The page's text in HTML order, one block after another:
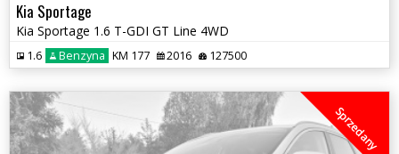
Kia Sportage
Kia Sportage 1.6 T-GDI GT Line 4WD
1.6 Benzyna KM 177 2016 127500
Sprzedany